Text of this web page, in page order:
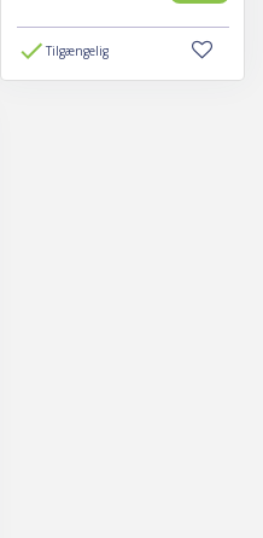
Tilgængelig